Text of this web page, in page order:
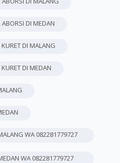
DI MEDAN
DI MALANG
DI MEDAN
WA 082281779727
WA 082281779727